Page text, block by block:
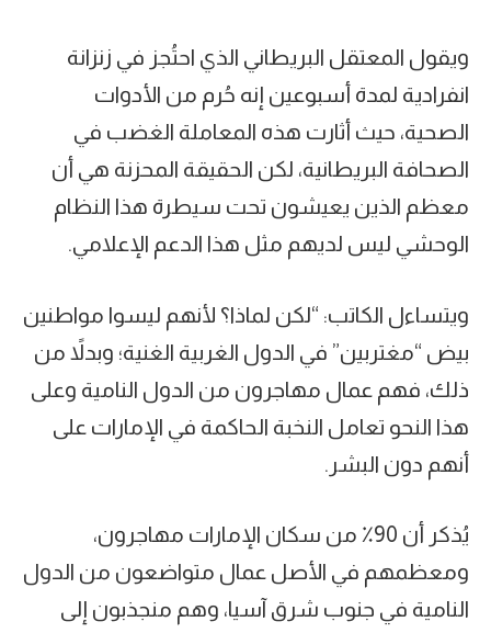
ويقول المعتقل البريطاني الذي احتُجز في زنزانة
انفرادية لمدة أسبوعين إنه حُرم من الأدوات
الصحية، حيث أثارت هذه المعاملة الغضب في
الصحافة البريطانية، لكن الحقيقة المحزنة هي أن
معظم الذين يعيشون تحت سيطرة هذا النظام
الوحشي ليس لديهم مثل هذا الدعم الإعلامي.
ويتساءل الكاتب: “لكن لماذا؟ لأنهم ليسوا مواطنين
بيض “مغتربين” في الدول الغربية الغنية؛ وبدلاً من
ذلك، فهم عمال مهاجرون من الدول النامية وعلى
هذا النحو تعامل النخبة الحاكمة في الإمارات على
أنهم دون البشر.
يُذكر أن 90٪ من سكان الإمارات مهاجرون،
ومعظمهم في الأصل عمال متواضعون من الدول
النامية في جنوب شرق آسيا، وهم منجذبون إلى